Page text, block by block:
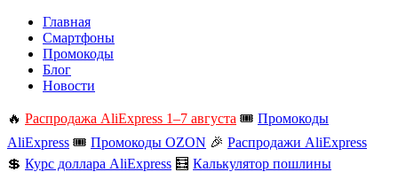
Главная
Смартфоны
Промокоды
Блог
Новости
🔥 Распродажа AliExpress 1–7 августа 🎟️ Промокоды
AliExpress 🎟️ Промокоды OZON 🎉 Распродажи AliExpress
💲 Курс доллара AliExpress 🧮 Калькулятор пошлины